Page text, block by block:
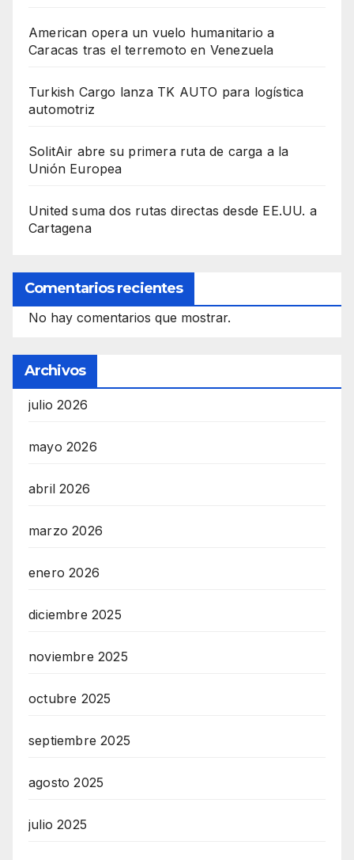
American opera un vuelo humanitario a
Caracas tras el terremoto en Venezuela
Turkish Cargo lanza TK AUTO para logística
automotriz
SolitAir abre su primera ruta de carga a la
Unión Europea
United suma dos rutas directas desde EE.UU. a
Cartagena
Comentarios recientes
No hay comentarios que mostrar.
Archivos
julio 2026
mayo 2026
abril 2026
marzo 2026
enero 2026
diciembre 2025
noviembre 2025
octubre 2025
septiembre 2025
agosto 2025
julio 2025